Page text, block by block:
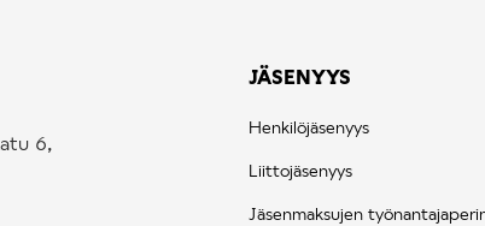
6,
JÄSENYYS
Henkilöjäsenyys
Liittojäsenyys
Jäsenmaksujen